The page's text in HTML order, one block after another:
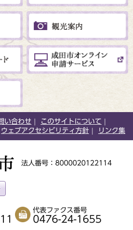
い合わせ
このサイトについて
ウェブアクセシビリティ方針 リンク集
法人番号：8000020122114
代表ファクス番号
0476-24-1655